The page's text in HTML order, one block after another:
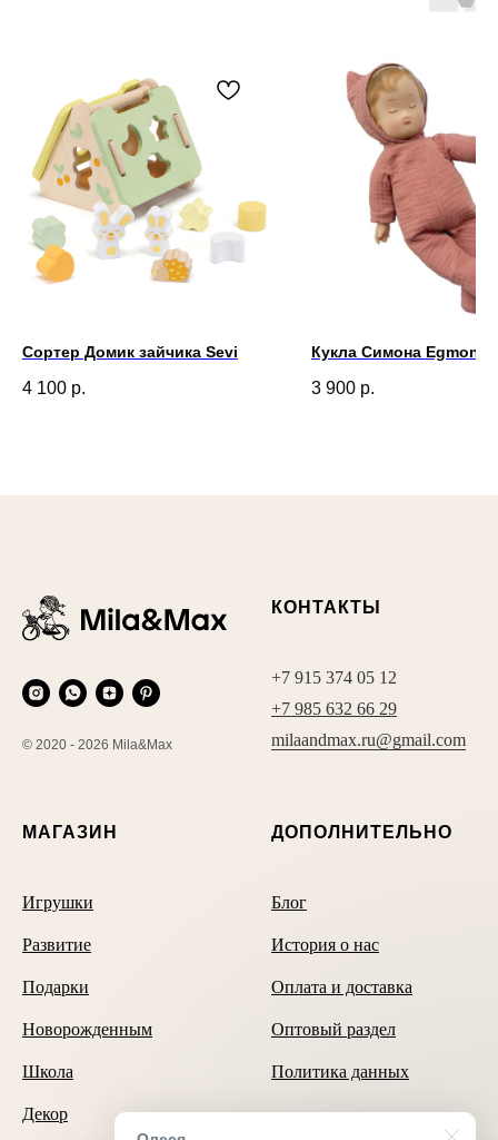
Сортер Домик зайчика Sevi
4 100 р.
Кукла Симона Egmont
3 900 р.
© 2020 - 2026 Mila&Max
КОНТАКТЫ
+7 915 374 05 12
+7 985 632 66 29
milaandmax.ru@gmail.com
МАГАЗИН
Игрушки
Развитие
Подарки
Новорожденным
Школа
Декор
ДОПОЛНИТЕЛЬНО
Блог
История о нас
Оплата и доставка
Оптовый раздел
Политика данных